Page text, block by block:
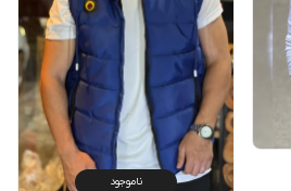
ناموجود